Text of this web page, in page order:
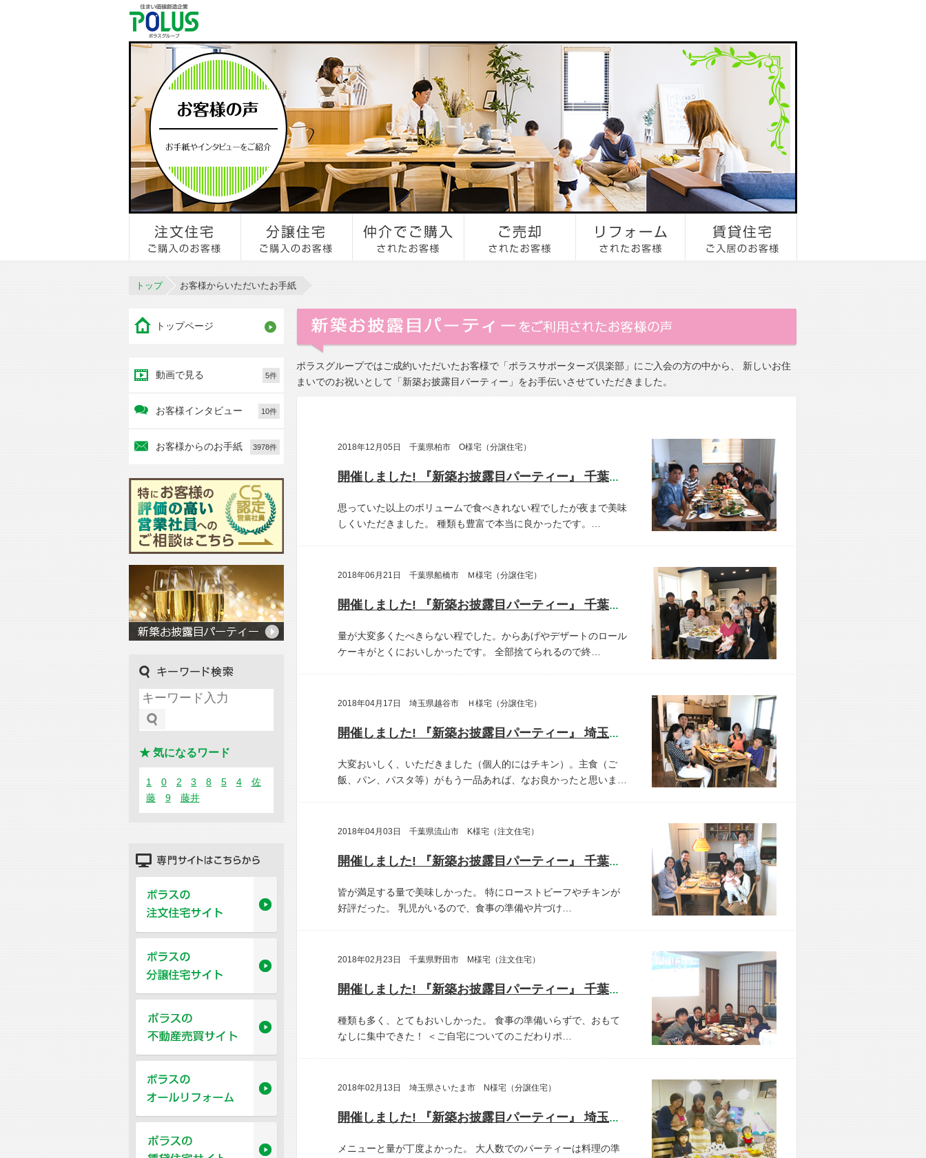
トップ お客様からいただいたお手紙
ポラスグループではご成約いただいたお客様で「ポラスサポーターズ倶楽部」にご入会の方の中から、 新しいお住
まいでのお祝いとして「新築お披露目パーティー」をお手伝いさせていただきました。
2018年12月05日 千葉県柏市 O様宅（分譲住宅）
開催しました! 『新築お披露目パーティー』 千葉県柏市 O様宅
思っていた以上のボリュームで食べきれない程でしたが夜まで美味
しくいただきました。
種類も豊富で本当に良かったです。…
2018年06月21日 千葉県船橋市 Ｍ様宅（分譲住宅）
開催しました! 『新築お披露目パーティー』 千葉県船橋市 M様宅
量が大変多くたべきらない程でした。からあげやデザートのロール
ケーキがとくにおいしかったです。
全部捨てられるので終…
2018年04月17日 埼玉県越谷市 Ｈ様宅（分譲住宅）
開催しました! 『新築お披露目パーティー』 埼玉県越谷市 H様宅
大変おいしく、いただきました（個人的にはチキン）。主食（ご
飯、パン、パスタ等）がもう一品あれば、なお良かったと思いま…
2018年04月03日 千葉県流山市 K様宅（注文住宅）
開催しました! 『新築お披露目パーティー』 千葉県流山市 K様宅
皆が満足する量で美味しかった。
特にローストビーフやチキンが
好評だった。
乳児がいるので、食事の準備や片づけ…
2018年02月23日 千葉県野田市 M様宅（注文住宅）
開催しました! 『新築お披露目パーティー』 千葉県野田市 M様宅
種類も多く、とてもおいしかった。
食事の準備いらずで、おもて
なしに集中できた！
＜ご自宅についてのこだわりポ…
2018年02月13日 埼玉県さいたま市 N様宅（分譲住宅）
開催しました! 『新築お披露目パーティー』 埼玉県さいたま市 N様宅
メニューと量が丁度よかった。
大人数でのパーティーは料理の準
トップページ
動画で見る 5件
お客様インタビュー 10件
お客様からのお手紙 3978件
★ 気になるワード
1 0 2 3 8 5 4
佐
藤
9 藤井